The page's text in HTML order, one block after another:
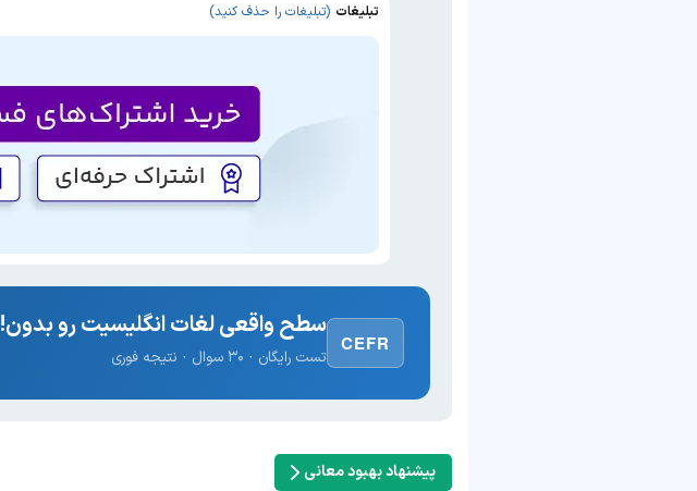
تبلیغات (تبلیغات را حذف کنید)
CEFR
سطح واقعی لغات انگلیسیت رو بدون!
تست رایگان · ۳۰ سوال · نتیجه فوری
پیشنهاد بهبود معانی